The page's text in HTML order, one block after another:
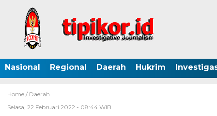
Nasional Regional Daerah Hukrim
Home / Daerah
Selasa, 22 Februari 2022 - 08:44 WIB